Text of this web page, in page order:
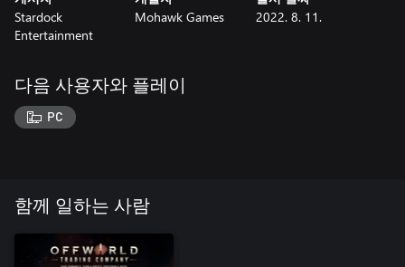
Stardock
Entertainment
Mohawk Games 2022. 8. 11.
다음 사용자와 플레이
PC
함께 일하는 사람